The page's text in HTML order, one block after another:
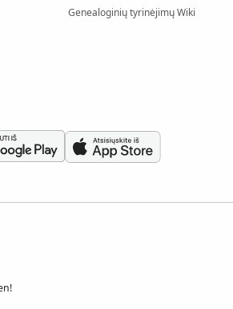
Genealoginių tyrinėjimų Wiki